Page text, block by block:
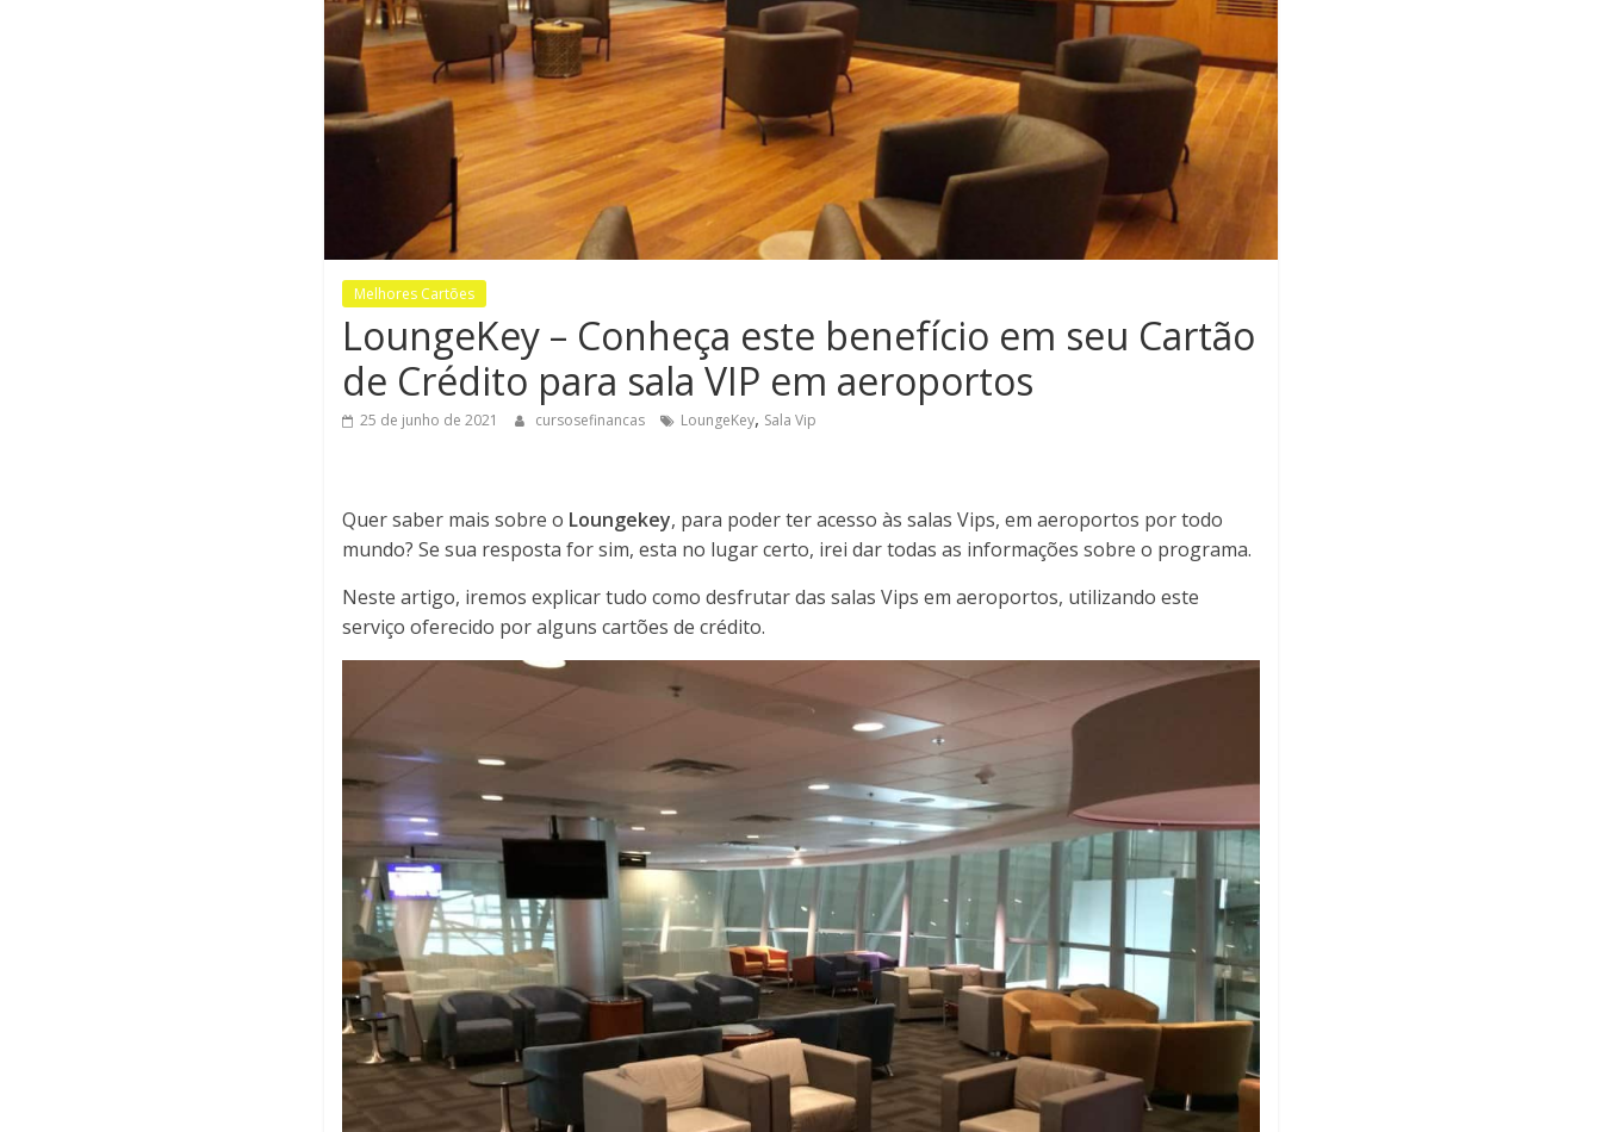
Melhores Cartões
LoungeKey – Conheça este benefício em seu Cartão
de Crédito para sala VIP em aeroportos
25 de junho de 2021 cursosefinancas LoungeKey, Sala Vip
Quer saber mais sobre o Loungekey, para poder ter acesso às salas Vips, em aeroportos por todo
mundo? Se sua resposta for sim, esta no lugar certo, irei dar todas as informações sobre o programa.
Neste artigo, iremos explicar tudo como desfrutar das salas Vips em aeroportos, utilizando este
serviço oferecido por alguns cartões de crédito.